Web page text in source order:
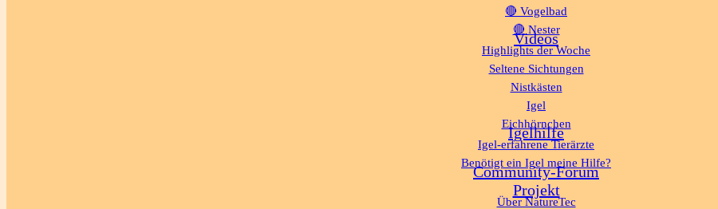
🔴 Vogelbad
🔴 Nester
Videos
Highlights der Woche
Seltene Sichtungen
Nistkästen
Igel
Eichhörnchen
Igelhilfe
Igel-erfahrene Tierärzte
Benötigt ein Igel meine Hilfe?
Community-Forum
Projekt
Über NatureTec